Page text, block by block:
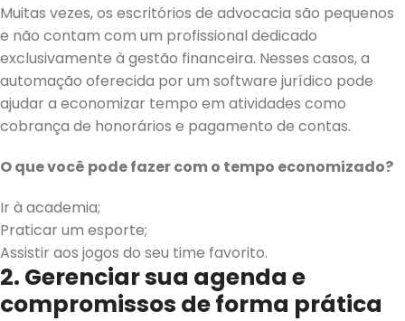
Muitas vezes, os escritórios de advocacia são pequenos
e não contam com um profissional dedicado
exclusivamente à gestão financeira. Nesses casos, a
automação oferecida por um software jurídico pode
ajudar a economizar tempo em atividades como
cobrança de honorários e pagamento de contas.
O que você pode fazer com o tempo economizado?
Ir à academia;
Praticar um esporte;
Assistir aos jogos do seu time favorito.
2. Gerenciar sua agenda e
compromissos de forma prática